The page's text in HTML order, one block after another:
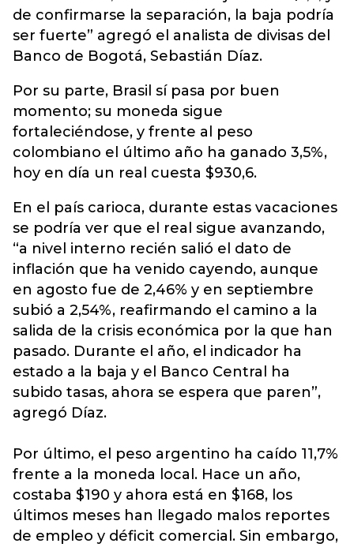
de confirmarse la separación, la baja podría
ser fuerte” agregó el analista de divisas del
Banco de Bogotá, Sebastián Díaz.
Por su parte, Brasil sí pasa por buen
momento; su moneda sigue
fortaleciéndose, y frente al peso
colombiano el último año ha ganado 3,5%,
hoy en día un real cuesta $930,6.
En el país carioca, durante estas vacaciones
se podría ver que el real sigue avanzando,
“a nivel interno recién salió el dato de
inflación que ha venido cayendo, aunque
en agosto fue de 2,46% y en septiembre
subió a 2,54%, reafirmando el camino a la
salida de la crisis económica por la que han
pasado. Durante el año, el indicador ha
estado a la baja y el Banco Central ha
subido tasas, ahora se espera que paren”,
agregó Díaz.
Por último, el peso argentino ha caído 11,7%
frente a la moneda local. Hace un año,
costaba $190 y ahora está en $168, los
últimos meses han llegado malos reportes
de empleo y déficit comercial. Sin embargo,